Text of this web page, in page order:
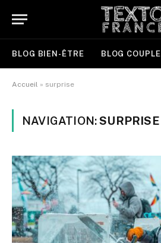
BLOG BIEN-ÊTRE BLOG COUPLE
Accueil » surprise
NAVIGATION:SURPRISE